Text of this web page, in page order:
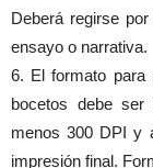
Deberá regirse
ensayo o narrativa.
6. El formato para
bocetos debe
menos 300 DPI y
impresión final.